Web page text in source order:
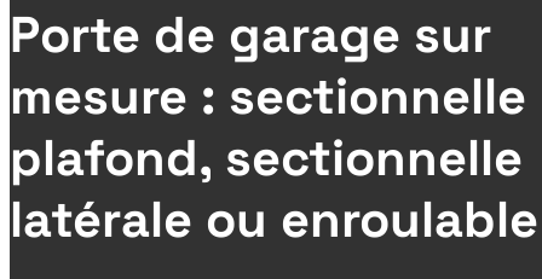
Porte de garage sur
mesure : sectionnelle
plafond, sectionnelle
latérale ou enroulable